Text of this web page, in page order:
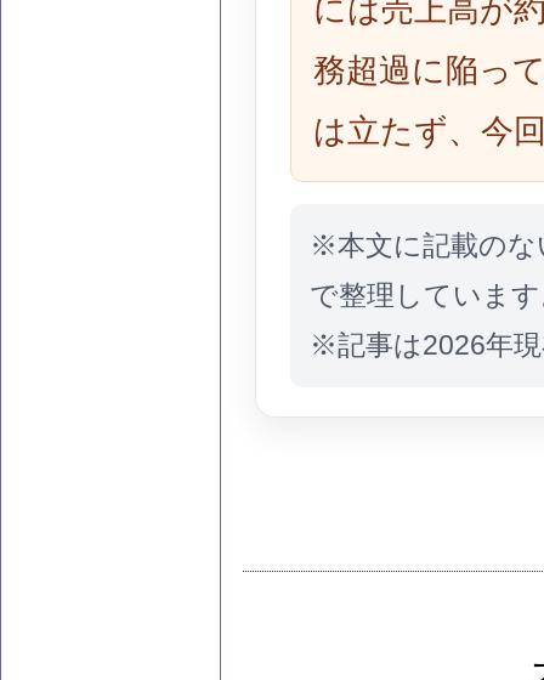
には売上高が
務超過に陥っ
は立たず、今
※本文に記載のな
で整理していま
※記事は2026年